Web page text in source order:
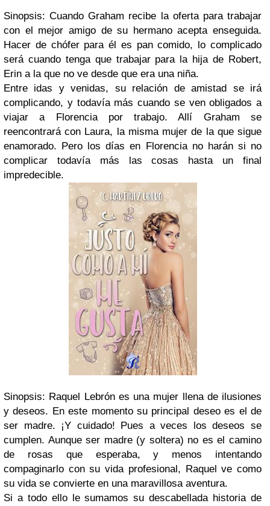
Sinopsis:Cuando Graham recibe la oferta para trabajar
con el mejor amigo de su hermano acepta enseguida.
Hacer de chófer para él es pan comido, lo complicado
será cuando tenga que trabajar para la hija de Robert,
Erin a la que no ve desde que era una niña.
Entre idas y venidas, su relación de amistad se irá
complicando, y todavía más cuando se ven obligados a
viajar a Florencia por trabajo. Allí Graham se
reencontrará con Laura, la misma mujer de la que sigue
enamorado. Pero los días en Florencia no harán si no
complicar todavía más las cosas hasta un final
impredecible.
Sinopsis: Raquel Lebrón es una mujer llena de ilusiones
y deseos. En este momento su principal deseo es el de
ser madre. ¡Y cuidado! Pues a veces los deseos se
cumplen. Aunque ser madre (y soltera) no es el camino
de rosas que esperaba, y menos intentando
compaginarlo con su vida profesional, Raquel ve como
su vida se convierte en una maravillosa aventura.
Si a todo ello le sumamos su descabellada historia de